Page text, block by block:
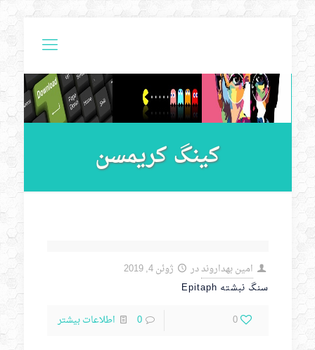
کینگ کریمسن
امین بهدارونددر
ژوئن 4, 2019
سنگ نبشته Epitaph
0
0 اطلاعات بیشتر